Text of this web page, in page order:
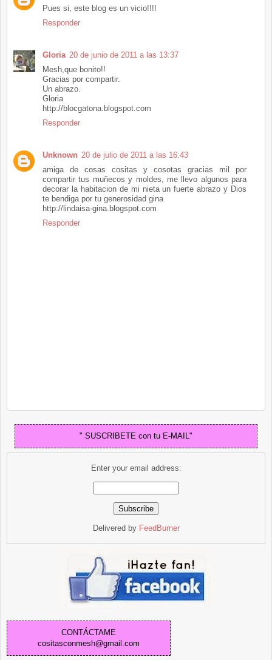
Pues si, este blog es un vicio!!!!
Responder
Gloria 20 de junio de 2011 a las 13:37
Mesh,que bonito!!
Gracias por compartir.
Un abrazo.
Gloria
http://blocgatona.blogspot.com
Responder
Unknown 20 de julio de 2011 a las 16:43
amiga de cosas cositas y cosotas gracias mil por
compartir tus muñecos y moldes, me llevo algunos para
decorar la habitacion de mi nieta un fuerte abrazo y Dios
te bendiga por tu generosidad gina
http://lindaisa-gina.blogspot.com
Responder
" SUSCRIBETE con tu E-MAIL"
Enter your email address:
Delivered by FeedBurner
CONTÁCTAME
cositasconmesh@gmail.com